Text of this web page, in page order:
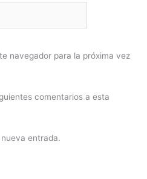
navegador para la próxima vez
comentarios a esta
entrada.